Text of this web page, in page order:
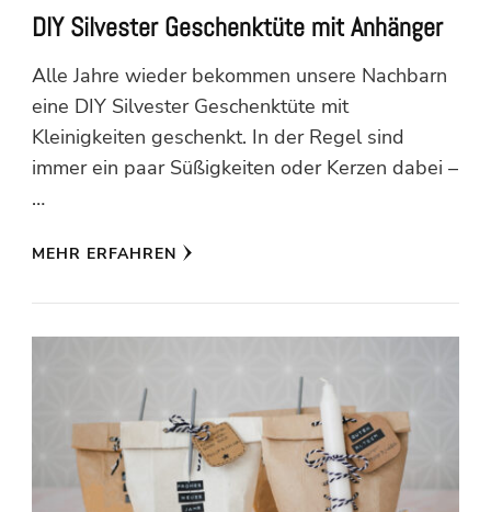
DIY Silvester Geschenktüte mit Anhänger
Alle Jahre wieder bekommen unsere Nachbarn
eine DIY Silvester Geschenktüte mit
Kleinigkeiten geschenkt. In der Regel sind
immer ein paar Süßigkeiten oder Kerzen dabei –
…
MEHR ERFAHREN